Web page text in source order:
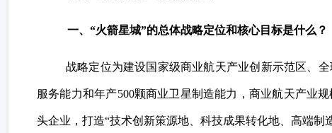
一、“火箭星城”的总体战略定位和核心目标是什么？
战略定位为建设国家级商业航天产业创新示范区、
服务能力和年产500颗商业卫星制造能力，商业航天产业
头企业，打造“技术创新策源地、科技成果转化地、高端制